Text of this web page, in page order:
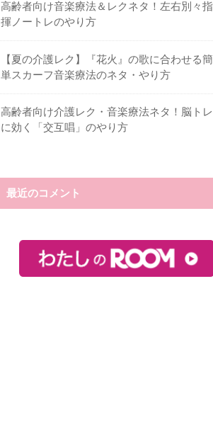
高齢者向け音楽療法＆レクネタ！左右別々指
揮ノートレのやり方
【夏の介護レク】『花火』の歌に合わせる簡
単スカーフ音楽療法のネタ・やり方
高齢者向け介護レク・音楽療法ネタ！脳トレ
に効く「交互唱」のやり方
最近のコメント